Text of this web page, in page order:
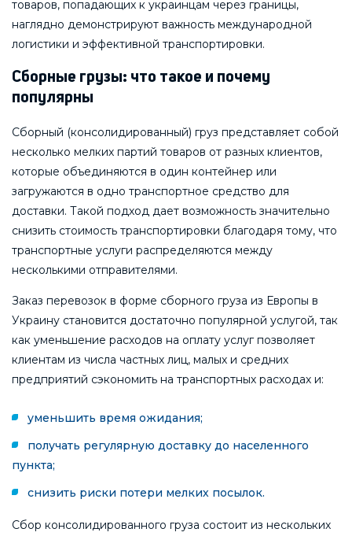
товаров, попадающих к украинцам через границы,
наглядно демонстрируют важность международной
логистики и эффективной транспортировки.
Сборные грузы: что такое и почему
популярны
Сборный (консолидированный) груз представляет собой
несколько мелких партий товаров от разных клиентов,
которые объединяются в один контейнер или
загружаются в одно транспортное средство для
доставки. Такой подход дает возможность значительно
снизить стоимость транспортировки благодаря тому, что
транспортные услуги распределяются между
несколькими отправителями.
Заказ перевозок в форме сборного груза из Европы в
Украину становится достаточно популярной услугой, так
как уменьшение расходов на оплату услуг позволяет
клиентам из числа частных лиц, малых и средних
предприятий сэкономить на транспортных расходах и:
уменьшить время ожидания;
получать регулярную доставку до населенного
пункта;
снизить риски потери мелких посылок.
Сбор консолидированного груза состоит из нескольких